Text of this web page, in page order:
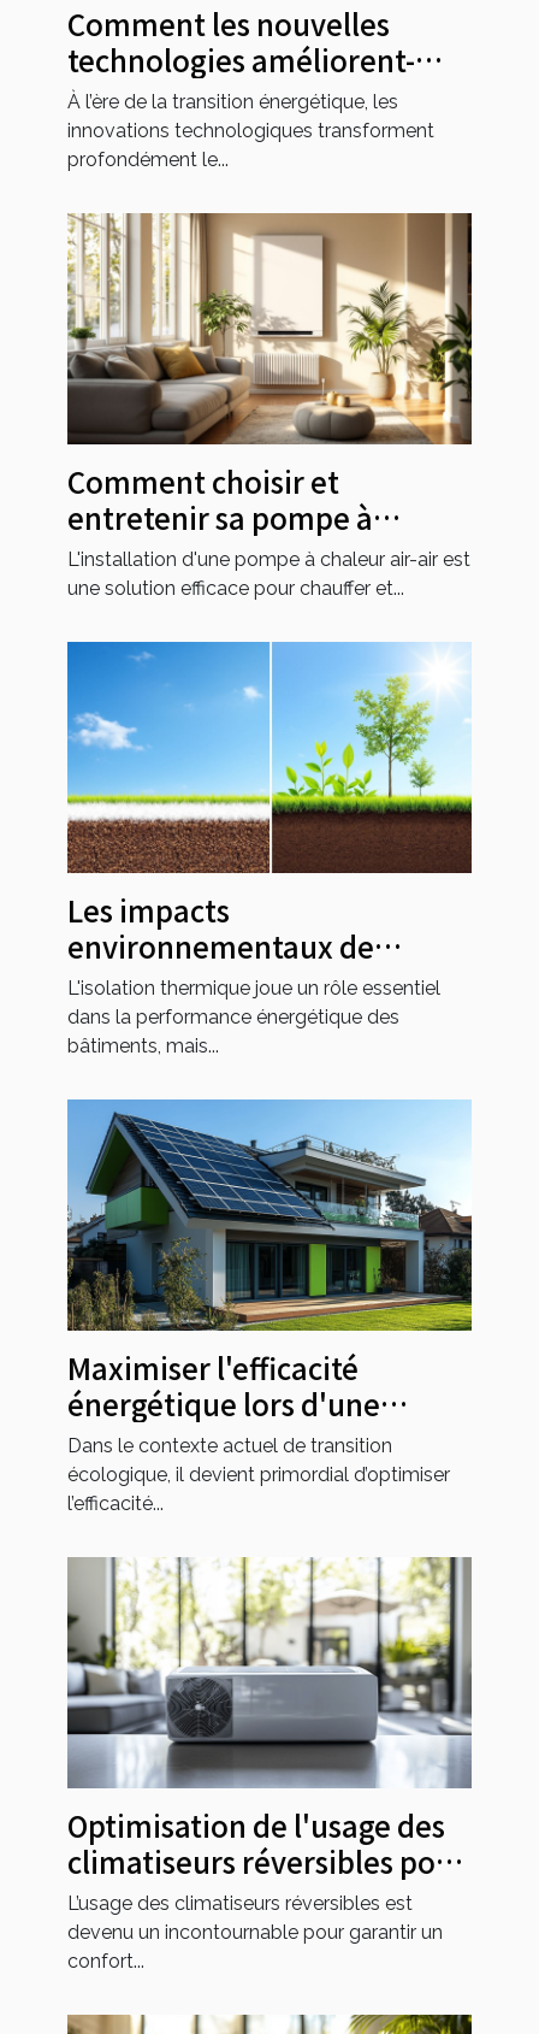
Comment les nouvelles
technologies améliorent-
elles l'efficacité des
rénovations énergétiques ?
À l’ère de la transition énergétique, les
innovations technologiques transforment
profondément le...
Comment choisir et
entretenir sa pompe à
chaleur air-air ?
L'installation d'une pompe à chaleur air-air est
une solution efficace pour chauffer et...
Les impacts
environnementaux de
différentes méthodes
d'isolation thermique
L'isolation thermique joue un rôle essentiel
dans la performance énergétique des
bâtiments, mais...
Maximiser l'efficacité
énergétique lors d'une
rénovation globale
Dans le contexte actuel de transition
écologique, il devient primordial d’optimiser
l’efficacité...
Optimisation de l'usage des
climatiseurs réversibles pour
toutes les saisons
L’usage des climatiseurs réversibles est
devenu un incontournable pour garantir un
confort...